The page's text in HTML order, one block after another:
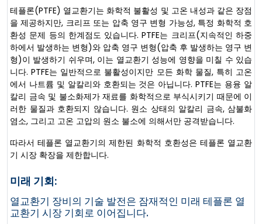
테플론(PTFE) 열교환기는 화학적 불활성 및 고온 내성과 같은 장점
을 제공하지만, 크리프 또는 압축 영구 변형 가능성, 특정 화학적 호
환성 문제 등의 한계점도 있습니다. PTFE는 크리프(지속적인 하중
하에서 발생하는 변형)와 압축 영구 변형(압축 후 발생하는 영구 변
형)이 발생하기 쉬우며, 이는 열교환기 성능에 영향을 미칠 수 있습
니다. PTFE는 일반적으로 불활성이지만 모든 화학 물질, 특히 고온
에서 나트륨 및 알칼리와 호환되는 것은 아닙니다. PTFE는 용융 알
칼리 금속 및 불소화제가 재료를 화학적으로 부식시키기 때문에 이
러한 물질과 호환되지 않습니다. 원소 상태의 알칼리 금속, 삼불화
염소, 그리고 고온 고압의 원소 불소에 의해서만 공격받습니다.
따라서 테플론 열교환기의 제한된 화학적 호환성은 테플론 열교환
기 시장 확장을 제한합니다.
미래 기회:
열교환기 장비의 기술 발전은 잠재적인 미래 테플론 열
교환기 시장 기회로 이어집니다.